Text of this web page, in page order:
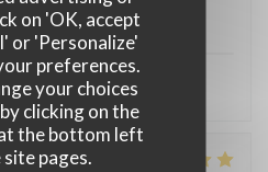
on 'OK, accept
or 'Personalize'
preferences.
your choices
clicking on the
the bottom left
pages.
Food: 5/5 Value:5/5
buonissima